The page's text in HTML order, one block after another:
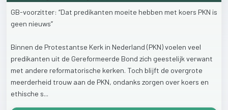
GB-voorzitter: “Dat predikanten moeite hebben met koers PKN is
geen nieuws”
Binnen de Protestantse Kerk in Nederland (PKN)voelen veel
predikanten uit de Gereformeerde Bond zich geestelijk verwant
met andere reformatorische kerken. Toch blijft de overgrote
meerderheid trouw aan de PKN, ondanks zorgen over koers en
ethische s...